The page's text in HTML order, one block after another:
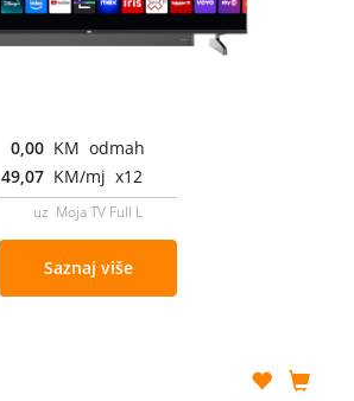
0,00 KM odmah
49,07 KM/mj x12
uz Moja TV Full L
Saznaj više